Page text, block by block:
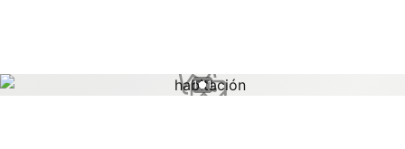
1 / 1